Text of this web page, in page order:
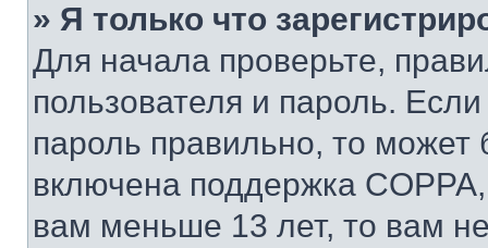
» Я только что
Для начала проверьте,
пользователя и пароль.
пароль правильно, то может
включена поддержка
вам меньше 13 лет, то вам